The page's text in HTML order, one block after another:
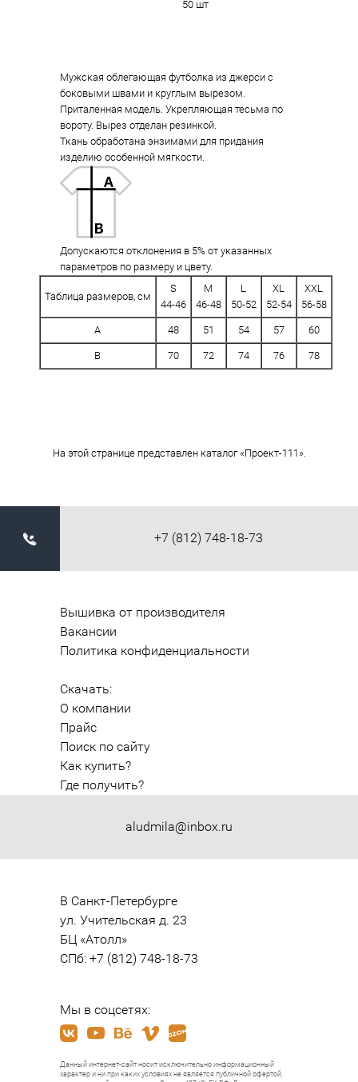
50 шт
Мужская облегающая футболка из джерси c
боковыми швами и круглым вырезом.
Приталенная модель. Укрепляющая тесьма по
вороту. Вырез отделан резинкой.
Ткань обработана энзимами для придания
изделию особенной мягкости.
Допускаются отклонения в 5% от указанных
параметров по размеру и цвету.
Таблица размеров, см
S
44-46
M
46-48
L
50-52
XL
52-54
XXL
56-58
A 48 51 54 57 60
B 70 72 74 76 78
На этой странице представлен каталог «Проект-111».
+7 (812) 748-18-73
aludmila@inbox.ru
Вышивка от производителя
Вакансии
Политика конфиденциальности
Скачать:
О компании
Прайс
Поиск по сайту
Как купить?
Где получить?
В Санкт-Петербурге
ул. Учительская д. 23
БЦ «Атолл»
СПб: +7 (812) 748-18-73
Мы в соцсетях:
Данный интернет-сайт носит исключительно информационный
характер и ни при каких условиях не является публичной офертой,